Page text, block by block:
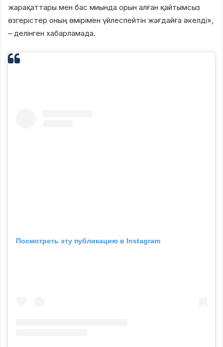
жарақаттары мен бас миында орын алған қайтымсыз
өзгерістер оның өмірімен үйлеспейтін жағдайға әкелді»,
– делінген хабарламада.
Посмотреть эту публикацию в Instagram